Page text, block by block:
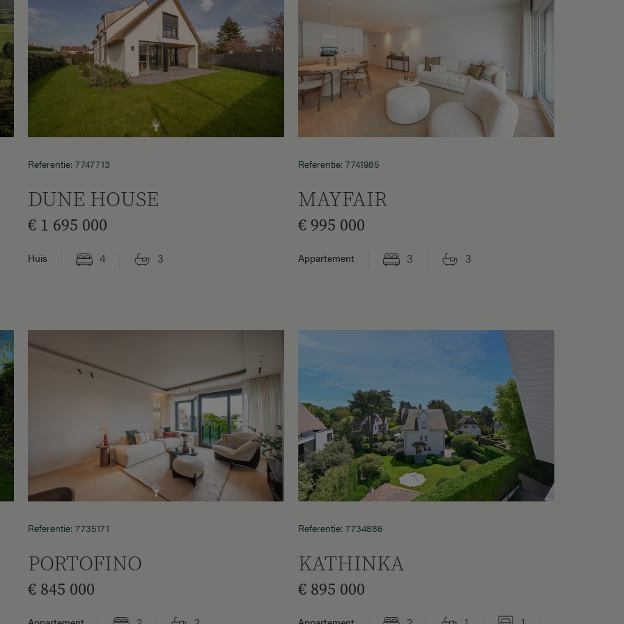
Referentie: 7747713
DUNE HOUSE
€ 1 695 000
Huis 4 3
Referentie: 7741985
MAYFAIR
€ 995 000
Appartement 3 3
Referentie: 7735171
PORTOFINO
€ 845 000
Referentie: 7734886
KATHINKA
€ 895 000